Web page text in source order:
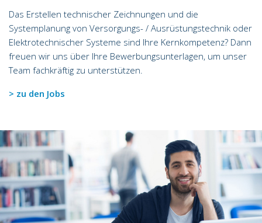
Das Erstellen technischer Zeichnungen und die
Systemplanung von Versorgungs- / Ausrüstungstechnik oder
Elektrotechnischer Systeme sind Ihre Kernkompetenz? Dann
freuen wir uns über Ihre Bewerbungsunterlagen, um unser
Team fachkräftig zu unterstützen.
> zu den Jobs